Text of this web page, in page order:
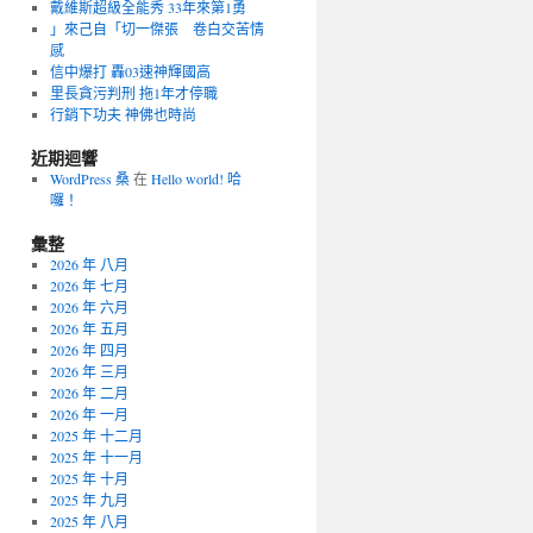
戴維斯超級全能秀 33年來第1勇
」來己自「切一傑張 卷白交苦情
感
信中爆打 轟03速神輝國高
里長貪污判刑 拖1年才停職
行銷下功夫 神佛也時尚
近期迴響
WordPress 桑在Hello world! 哈
囉！
彙整
2026 年 八月
2026 年 七月
2026 年 六月
2026 年 五月
2026 年 四月
2026 年 三月
2026 年 二月
2026 年 一月
2025 年 十二月
2025 年 十一月
2025 年 十月
2025 年 九月
2025 年 八月